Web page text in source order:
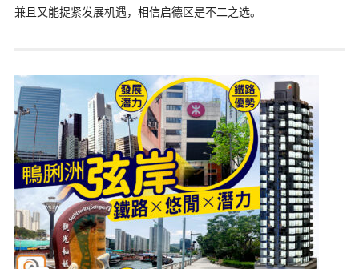
兼且又能捉紧发展机遇，相信启德区是不二之选。